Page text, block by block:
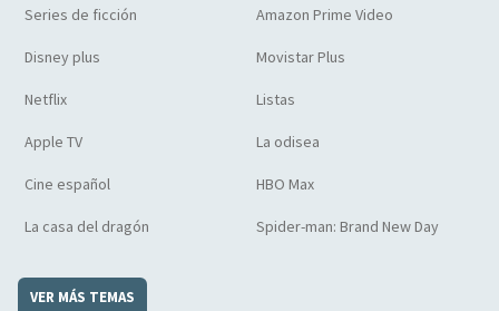
Series de ficción Amazon Prime Video
Disney plus Movistar Plus
Netflix Listas
Apple TV La odisea
Cine español HBO Max
La casa del dragón Spider-man: Brand New Day
VER MÁS TEMAS